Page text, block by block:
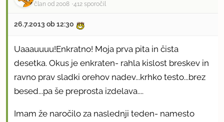
član od 2008 412 sporočil
26.7.2013 ob 12:30
Uaaauuuu!Enkratno! Moja prva pita in čista
desetka. Okus je enkraten- rahla kislost breskev in
ravno prav sladki orehov nadev...krhko testo...brez
besed...pa še preprosta izdelava....
Imam že naročilo za naslednji teden- namesto